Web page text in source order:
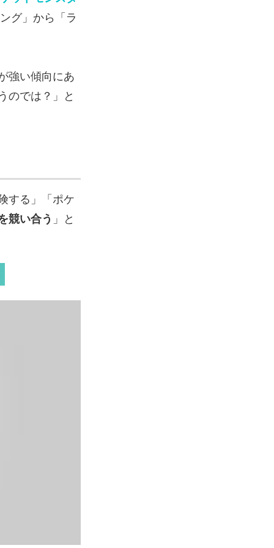
グ」から「ラ
強い傾向にあ
のでは？」と
する」「ポケ
競い合う 」と